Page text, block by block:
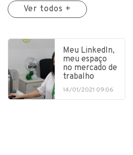
Ver todos +
Meu LinkedIn,
meu espaço
no mercado de
trabalho
14/01/2021 09:06